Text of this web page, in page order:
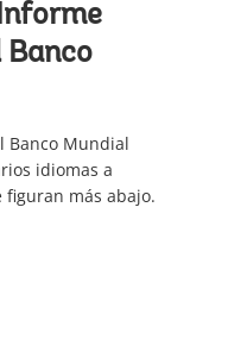
Banco
Banco Mundial
idiomas a
figuran más abajo.